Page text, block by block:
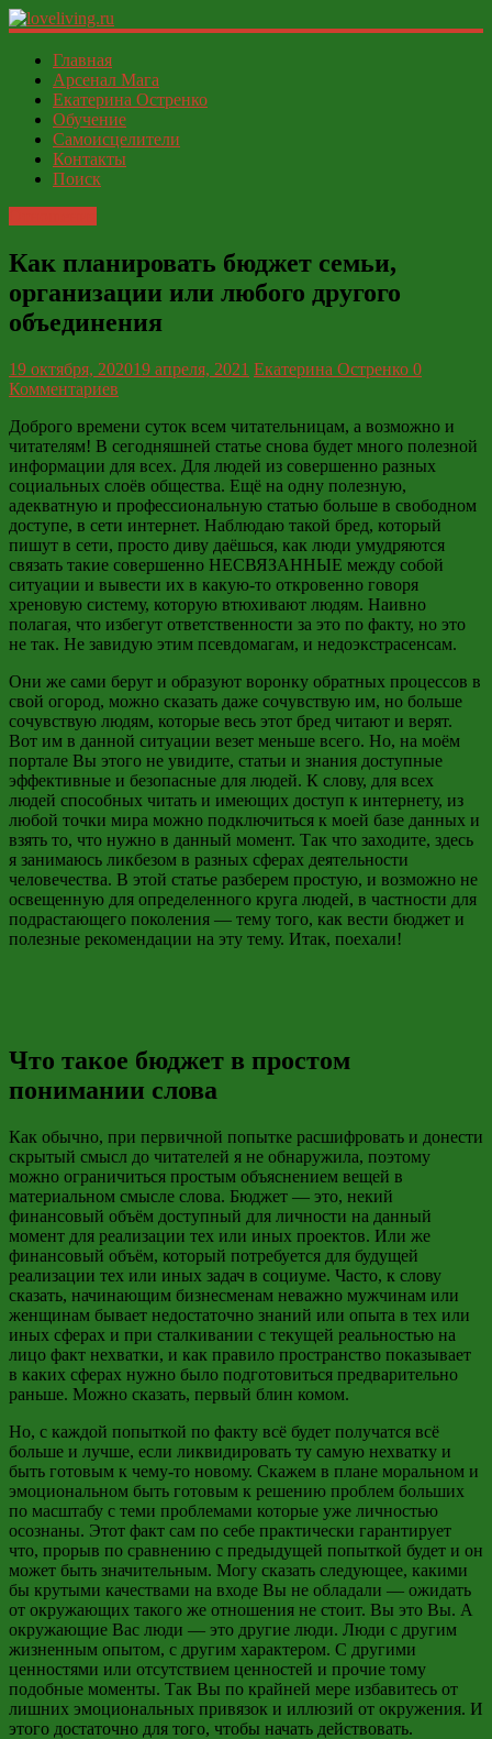
loveliving.ru
Современный
женский
ФСЁ
Главная
Арсенал Мага
Екатерина Остренко
Обучение
Самоисцелители
Контакты
Поиск
Как планировать бюджет семьи,
организации или любого другого
объединения
19 октября, 202019 апреля, 2021 Екатерина Остренко 0
Комментариев
Доброго времени суток всем читательницам, а возможно и
читателям! В сегодняшней статье снова будет много полезной
информации для всех. Для людей из совершенно разных
социальных слоёв общества. Ещё на одну полезную,
адекватную и профессиональную статью больше в свободном
доступе, в сети интернет. Наблюдаю такой бред, который
пишут в сети, просто диву даёшься, как люди умудряются
связать такие совершенно НЕСВЯЗАННЫЕ между собой
ситуации и вывести их в какую-то откровенно говоря
хреновую систему, которую втюхивают людям. Наивно
полагая, что избегут ответственности за это по факту, но это
не так. Не завидую этим псевдомагам, и недоэкстрасенсам.
Они же сами берут и образуют воронку обратных процессов в
свой огород, можно сказать даже сочувствую им, но больше
сочувствую людям, которые весь этот бред читают и верят.
Вот им в данной ситуации везет меньше всего. Но, на моём
портале Вы этого не увидите, статьи и знания доступные
эффективные и безопасные для людей. К слову, для всех
людей способных читать и имеющих доступ к интернету, из
любой точки мира можно подключиться к моей базе данных и
взять то, что нужно в данный момент. Так что заходите, здесь
я занимаюсь ликбезом в разных сферах деятельности
человечества. В этой статье разберем простую, и возможно не
освещенную для определенного круга людей, в частности для
подрастающего поколения — тему того, как вести бюджет и
полезные рекомендации на эту тему. Итак, поехали!
Что такое бюджет в простом
понимании слова
Как обычно, при первичной попытке расшифровать и донести
скрытый смысл до читателей я не обнаружила, поэтому
можно ограничиться простым объяснением вещей в
материальном смысле слова. Бюджет — это, некий
финансовый объём доступный для личности на данный
момент для реализации тех или иных проектов. Или же
финансовый объём, который потребуется для будущей
реализации тех или иных задач в социуме. Часто, к слову
сказать, начинающим бизнесменам неважно мужчинам или
женщинам бывает недостаточно знаний или опыта в тех или
иных сферах и при сталкивании с текущей реальностью на
лицо факт нехватки, и как правило пространство показывает
в каких сферах нужно было подготовиться предварительно
раньше. Можно сказать, первый блин комом.
Но, с каждой попыткой по факту всё будет получатся всё
больше и лучше, если ликвидировать ту самую нехватку и
быть готовым к чему-то новому. Скажем в плане моральном и
эмоциональном быть готовым к решению проблем больших
по масштабу с теми проблемами которые уже личностью
осознаны. Этот факт сам по себе практически гарантирует
что, прорыв по сравнению с предыдущей попыткой будет и он
может быть значительным. Могу сказать следующее, какими
бы крутыми качествами на входе Вы не обладали — ожидать
от окружающих такого же отношения не стоит. Вы это Вы. А
окружающие Вас люди — это другие люди. Люди с другим
жизненным опытом, с другим характером. С другими
ценностями или отсутствием ценностей и прочие тому
подобные моменты. Так Вы по крайней мере избавитесь от
лишних эмоциональных привязок и иллюзий от окружения. И
этого достаточно для того, чтобы начать действовать.